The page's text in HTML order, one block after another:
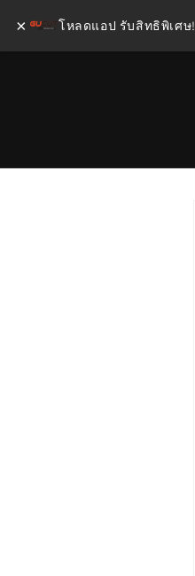
ข้ามไป
× โหลดแอป รับสิทธิพิเศษ!